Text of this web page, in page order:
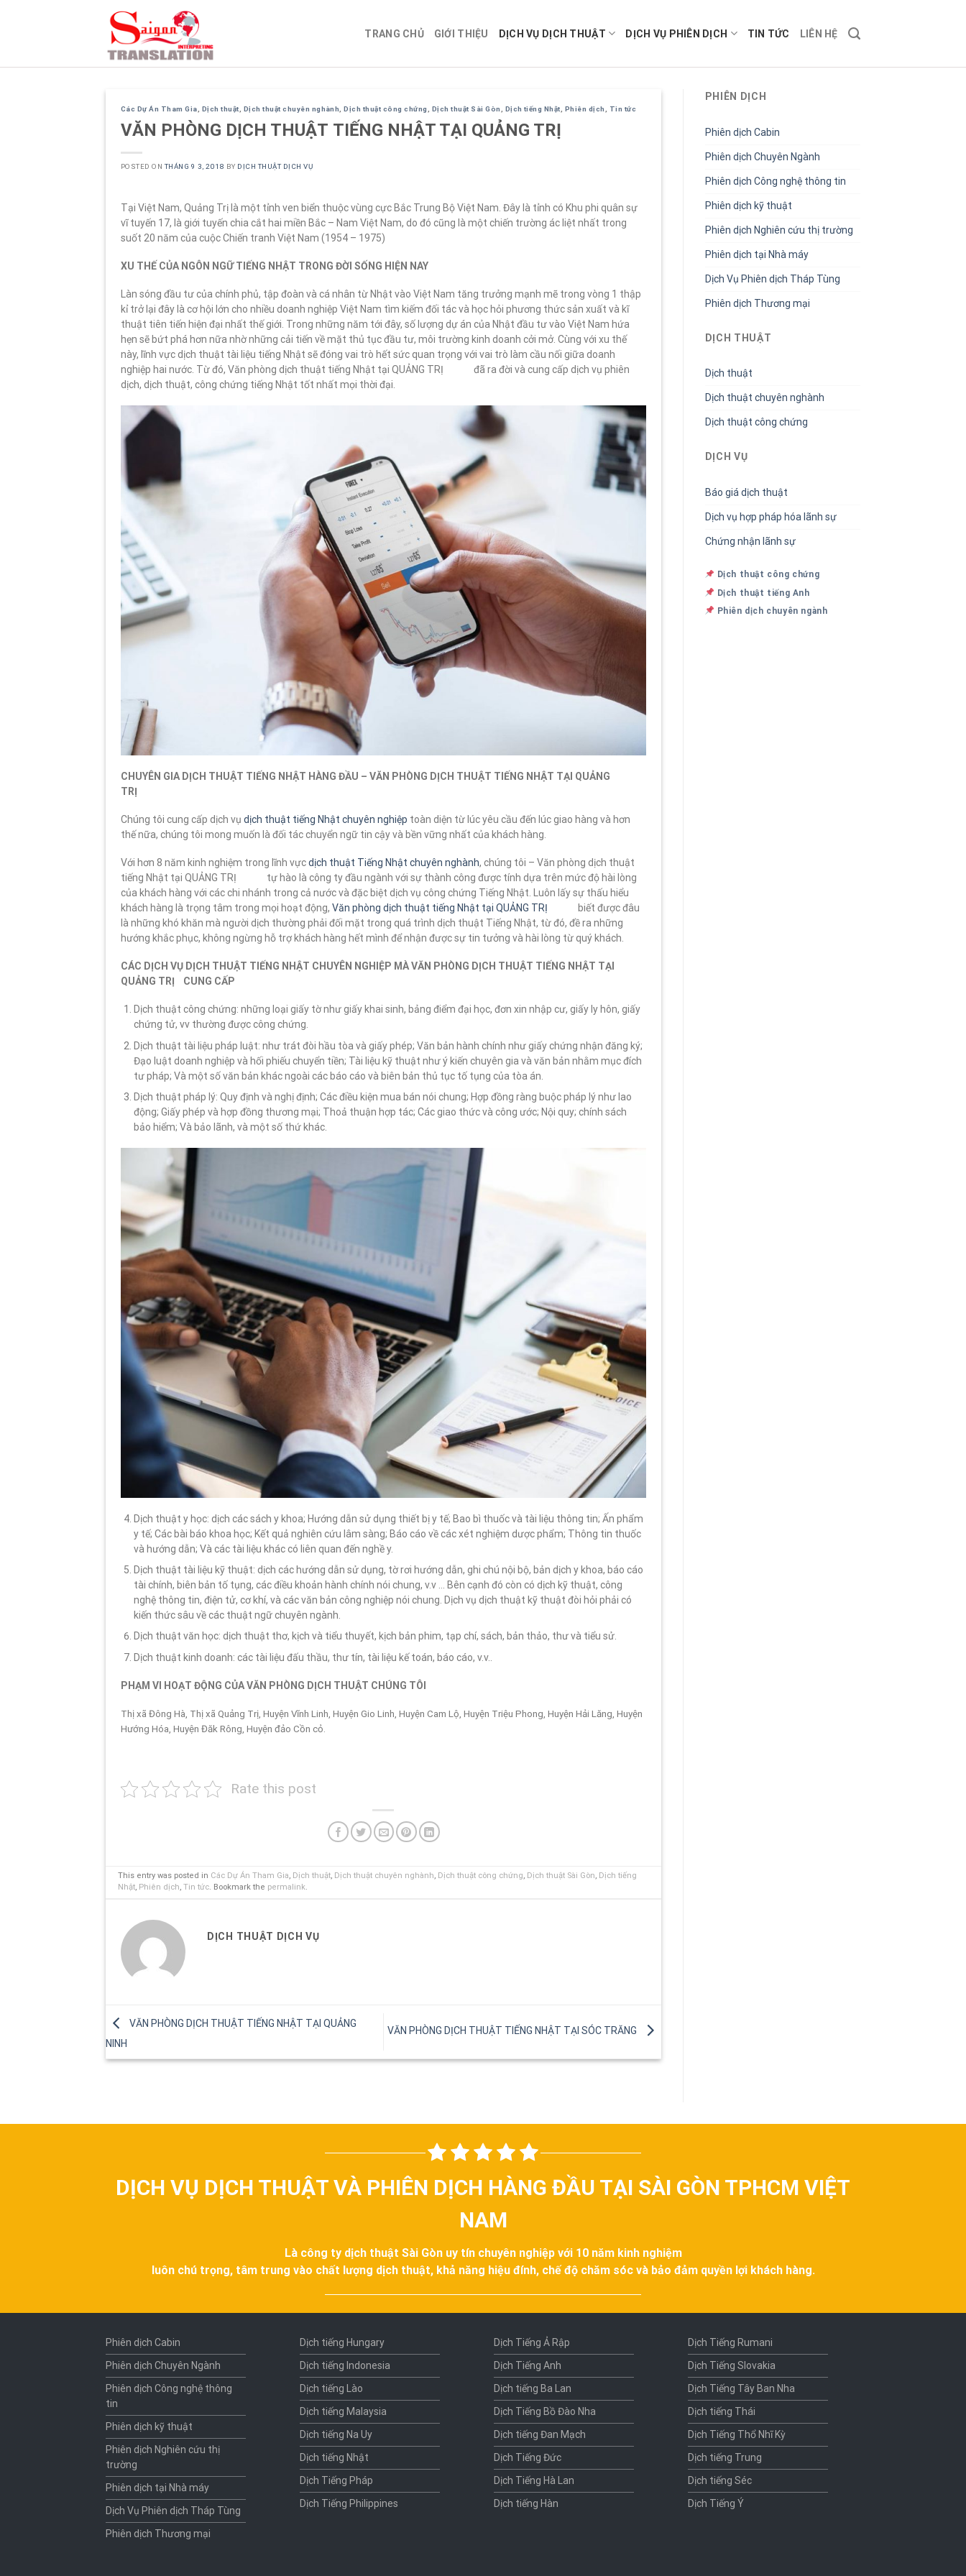
TRANG CHỦ GIỚI THIỆU DỊCH VỤ DỊCH THUẬT DỊCH VỤ PHIÊN DỊCH TIN TỨC LIÊN HỆ
Các Dự Án Tham Gia Dịch thuật Dịch thuật chuyên nghành ,Dịch thuật công chứng Dịch thuật Sài Gòn Dịch tiếng Nhật Phiên dịch Tin tức
VĂN PHÒNG DỊCH THUẬT TIẾNG NHẬT TẠI QUẢNG TRỊ
POSTED ONTHÁNG 9 3, 2018 BY DỊCH THUẬT DỊCH VỤ
Tại Việt Nam, Quảng Trị là một tỉnh ven biển thuộc vùng cực Bắc Trung Bộ Việt Nam. Đây là tỉnh có Khu phi quân sự
vĩ tuyến 17, là giới tuyến chia cắt hai miền Bắc – Nam Việt Nam, do đó cũng là một chiến trường ác liệt nhất trong
suốt 20 năm của cuộc Chiến tranh Việt Nam (1954 – 1975)
XU THẾ CỦA NGÔN NGỮ TIẾNG NHẬT TRONG ĐỜI SỐNG HIỆN NAY
Làn sóng đầu tư của chính phủ, tập đoàn và cá nhân từ Nhật vào Việt Nam tăng trưởng mạnh mẽ trong vòng 1 thập
kỉ trở lại đây là cơ hội lớn cho nhiều doanh nghiệp Việt Nam tìm kiếm đối tác và học hỏi phương thức sản xuất và kĩ
thuật tiên tiến hiện đại nhất thế giới. Trong những năm tới đây, số lượng dự án của Nhật đầu tư vào Việt Nam hứa
hẹn sẽ bứt phá hơn nữa nhờ những cải tiến về mặt thủ tục đầu tư, môi trường kinh doanh cởi mở. Cùng với xu thế
này, lĩnh vực dịch thuật tài liệu tiếng Nhật sẽ đóng vai trò hết sức quan trọng với vai trò làm cầu nối giữa doanh
nghiệp hai nước. Từ đó, Văn phòng dịch thuật tiếng Nhật tại QUẢNG TRỊ đã ra đời và cung cấp dịch vụ phiên
dịch, dịch thuật, công chứng tiếng Nhật tốt nhất mọi thời đại.
CHUYÊN GIA DỊCH THUẬT TIẾNG NHẬT HÀNG ĐẦU – VĂN PHÒNG DỊCH THUẬT TIẾNG NHẬT TẠI QUẢNG
TRỊ
Chúng tôi cung cấp dịch vụ dịch thuật tiếng Nhật chuyên nghiệp toàn diện từ lúc yêu cầu đến lúc giao hàng và hơn
thế nữa, chúng tôi mong muốn là đối tác chuyển ngữ tin cậy và bền vững nhất của khách hàng.
Với hơn 8 năm kinh nghiệm trong lĩnh vựcdịch thuật Tiếng Nhật chuyên nghành, chúng tôi – Văn phòng dịch thuật
tiếng Nhật tại QUẢNG TRỊ tự hào là công ty đầu ngành với sự thành công được tính dựa trên mức độ hài lòng
của khách hàng với các chi nhánh trong cả nước và đặc biệt dịch vụ công chứng Tiếng Nhật. Luôn lấy sự thấu hiểu
khách hàng là trọng tâm trong mọi hoạt động, Văn phòng dịch thuật tiếng Nhật tại QUẢNG TRỊ
biết được đâu
là những khó khăn mà người dịch thường phải đối mặt trong quá trình dịch thuật Tiếng Nhật, từ đó, đề ra những
hướng khắc phục, không ngừng hỗ trợ khách hàng hết mình để nhận được sự tin tưởng và hài lòng từ quý khách.
CÁC DỊCH VỤ DỊCH THUẬT TIẾNG NHẬT CHUYÊN NGHIỆP MÀ VĂN PHÒNG DỊCH THUẬT TIẾNG NHẬT TẠI
QUẢNG TRỊ CUNG CẤP
Dịch thuật công chứng: những loại giấy tờ như giấy khai sinh, bảng điểm đại học, đơn xin nhập cư, giấy ly hôn, giấy
chứng tử, vv thường được công chứng.
Dịch thuật tài liệu pháp luật: như trát đòi hầu tòa và giấy phép; Văn bản hành chính như giấy chứng nhận đăng ký;
Đạo luật doanh nghiệp và hối phiếu chuyển tiền; Tài liệu kỹ thuật như ý kiến ​​chuyên gia và văn bản nhằm mục đích
tư pháp; Và một số văn bản khác ngoài các báo cáo và biên bản thủ tục tố tụng của tòa án.
Dịch thuật pháp lý: Quy định và nghị định; Các điều kiện mua bán nói chung; Hợp đồng ràng buộc pháp lý như lao
động; Giấy phép và hợp đồng thương mại; Thoả thuận hợp tác; Các giao thức và công ước; Nội quy; chính sách
bảo hiểm; Và bảo lãnh, và một số thứ khác.
Dịch thuật y học: dịch các sách y khoa; Hướng dẫn sử dụng thiết bị y tế; Bao bì thuốc và tài liệu thông tin; Ấn phẩm
y tế; Các bài báo khoa học; Kết quả nghiên cứu lâm sàng; Báo cáo về các xét nghiệm dược phẩm; Thông tin thuốc
và hướng dẫn; Và các tài liệu khác có liên quan đến nghề y.
Dịch thuật tài liệu kỹ thuật: dịch các hướng dẫn sử dụng, tờ rơi hướng dẫn, ghi chú nội bộ, bản dịch y khoa, báo cáo
tài chính, biên bản tố tụng, các điều khoản hành chính nói chung, v.v … Bên cạnh đó còn có dịch kỹ thuật, công
nghệ thông tin, điện tử, cơ khí, và các văn bản công nghiệp nói chung. Dịch vụ dịch thuật kỹ thuật đòi hỏi phải có
kiến thức sâu về các thuật ngữ chuyên ngành.
Dịch thuật văn học: dịch thuật thơ, kịch và tiểu thuyết, kịch bản phim, tạp chí, sách, bản thảo, thư và tiểu sử.
Dịch thuật kinh doanh: các tài liệu đấu thầu, thư tín, tài liệu kế toán, báo cáo, v.v..
PHẠM VI HOẠT ĐỘNG CỦA VĂN PHÒNG DỊCH THUẬT CHÚNG TÔI
Thị xã Đông Hà, Thị xã Quảng Trị, Huyện Vĩnh Linh, Huyện Gio Linh, Huyện Cam Lộ, Huyện Triệu Phong, Huyện Hải Lăng, Huyện
Hướng Hóa, Huyện Đăk Rông, Huyện đảo Cồn cỏ.
Rate this post
This entry was posted in Các Dự Án Tham Gia, Dịch thuật, Dịch thuật chuyên nghành, Dịch thuật công chứng, Dịch thuật Sài Gòn, Dịch tiếng
Nhật, Phiên dịch, Tin tức. Bookmark the permalink.
DỊCH THUẬT DỊCH VỤ
VĂN PHÒNG DỊCH THUẬT TIẾNG NHẬT TẠI QUẢNG
NINH
VĂN PHÒNG DỊCH THUẬT TIẾNG NHẬT TẠI SÓC TRĂNG
PHIÊN DỊCH
Phiên dịch Cabin
Phiên dịch Chuyên Ngành
Phiên dịch Công nghệ thông tin
Phiên dịch kỹ thuật
Phiên dịch Nghiên cứu thị trường
Phiên dịch tại Nhà máy
Dịch Vụ Phiên dịch Tháp Tùng
Phiên dịch Thương mại
DỊCH THUẬT
Dịch thuật
Dịch thuật chuyên nghành
Dịch thuật công chứng
DỊCH VỤ
Báo giá dịch thuật
Dịch vụ hợp pháp hóa lãnh sự
Chứng nhận lãnh sự
Dịch thuật công chứng
Dịch thuật tiếng Anh
Phiên dịch chuyên ngành
DỊCH VỤ DỊCH THUẬT VÀ PHIÊN DỊCH HÀNG ĐẦU TẠI SÀI GÒN TPHCM VIỆT
NAM
Là công ty dịch thuật Sài Gòn uy tín chuyên nghiệp với 10 năm kinh nghiệm
luôn chú trọng, tâm trung vào chất lượng dịch thuật, khả năng hiệu đính, chế độ chăm sóc và bảo đảm quyền lợi khách hàng.
Phiên dịch Cabin
Phiên dịch Chuyên Ngành
Phiên dịch Công nghệ thông
tin
Phiên dịch kỹ thuật
Phiên dịch Nghiên cứu thị
trường
Phiên dịch tại Nhà máy
Dịch Vụ Phiên dịch Tháp Tùng
Phiên dịch Thương mại
Dịch tiếng Hungary
Dịch tiếng Indonesia
Dịch tiếng Lào
Dịch tiếng Malaysia
Dịch tiếng Na Uy
Dịch tiếng Nhật
Dịch Tiếng Pháp
Dịch Tiếng Philippines
Dịch Tiếng Ả Rập
Dịch Tiếng Anh
Dịch tiếng Ba Lan
Dịch Tiếng Bồ Đào Nha
Dịch tiếng Đan Mạch
Dịch Tiếng Đức
Dịch Tiếng Hà Lan
Dịch tiếng Hàn
Dịch Tiếng Rumani
Dịch Tiếng Slovakia
Dịch Tiếng Tây Ban Nha
Dịch tiếng Thái
Dịch Tiếng Thổ Nhĩ Kỳ
Dịch tiếng Trung
Dịch tiếng Séc
Dịch Tiếng Ý